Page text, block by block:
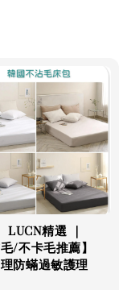
加入購物車
LUCN精選 ｜
毛/不卡毛推薦】
防蟎過敏護理